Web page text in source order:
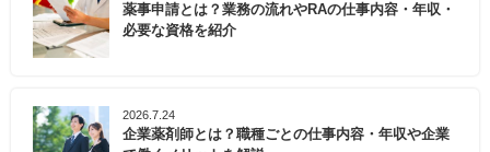
薬事申請とは？業務の流れやRAの仕事内容・年収・
必要な資格を紹介
2026.7.24
企業薬剤師とは？職種ごとの仕事内容・年収や企業